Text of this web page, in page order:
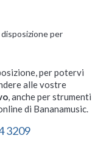
per
per potervi
alle vostre
, anche per strumenti
di Bananamusic.
3209